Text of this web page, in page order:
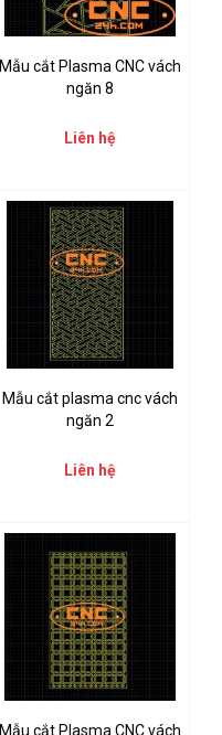
Mẫu cắt Plasma CNC vách
ngăn 8
Liên hệ
Mẫu cắt plasma cnc vách
ngăn 2
Liên hệ
Mẫu cắt Plasma CNC vách